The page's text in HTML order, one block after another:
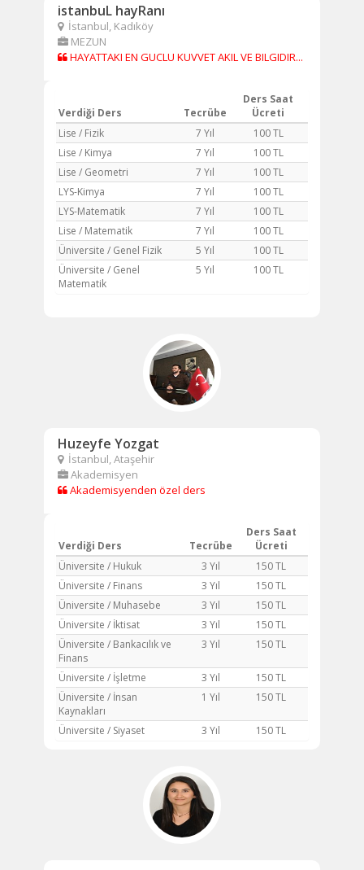
istanbuL hayRanı
İstanbul, Kadıköy
MEZUN
HAYATTAKI EN GUCLU KUVVET AKIL VE BILGIDIR...
Verdiği Ders Tecrübe
Ders Saat
Ücreti
Lise / Fizik
7 Yıl
100 TL
Lise / Kimya
7 Yıl
100 TL
Lise / Geometri
7 Yıl
100 TL
LYS-Kimya
7 Yıl
100 TL
LYS-Matematik
7 Yıl
100 TL
Lise / Matematik
7 Yıl
100 TL
Üniversite / Genel Fizik
5 Yıl
100 TL
Üniversite / Genel
Matematik
5 Yıl 100 TL
Huzeyfe Yozgat
İstanbul, Ataşehir
Akademisyen
Akademisyenden özel ders
Verdiği Ders Tecrübe
Ders Saat
Ücreti
Üniversite / Hukuk
3 Yıl
150 TL
Üniversite / Finans
3 Yıl
150 TL
Üniversite / Muhasebe
3 Yıl
150 TL
Üniversite / İktisat
3 Yıl
150 TL
Üniversite / Bankacılık ve
Finans
3 Yıl 150 TL
Üniversite / İşletme 3 Yıl
150 TL
Üniversite / İnsan
Kaynakları
1 Yıl 150 TL
Üniversite / Siyaset 3 Yıl 150 TL